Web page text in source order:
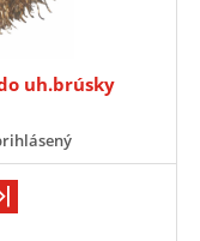
uh.brúsky